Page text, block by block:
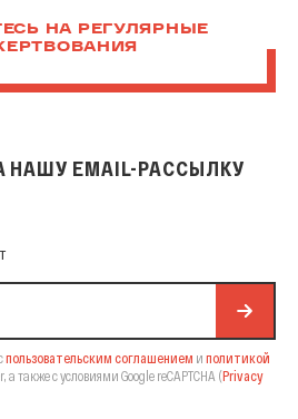
НА РЕГУЛЯРНЫЕ
EMAIL-РАССЫЛКУ
рассылку
пользовательским соглашением и политикой
а также с условиями Google reCAPTCHA (Privacy